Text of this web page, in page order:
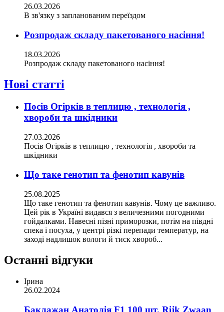
26.03.2026
В зв'язку з запланованим переїздом
Розпродаж складу пакетованого насіння!
18.03.2026
Розпродаж складу пакетованого насіння!
Нові статті
Посів Огірків в теплицю , технологія ,
хвороби та шкідники
27.03.2026
Посів Огірків в теплицю , технологія , хвороби та
шкідники
Що таке генотип та фенотип кавунів
25.08.2025
Що таке генотип та фенотип кавунів. Чому це важливо.
Цей рік в Україні видався з величезними погодними
гойдалками. Навесні пізні приморозки, потім на півдні
спека і посуха, у центрі різкі перепади температур, на
заході надлишок вологи й тиск хвороб...
Останні відгуки
Ірина
26.02.2024
Баклажан Анатолія F1 100 шт. Rijk Zwaan